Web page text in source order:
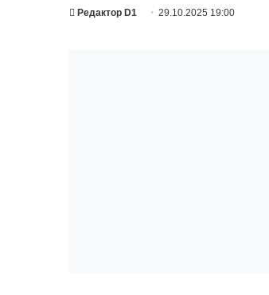
Редактор D1 29.10.2025 19:00